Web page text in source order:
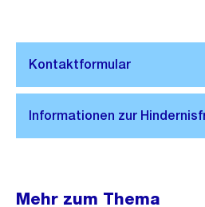
Mehr zum Thema